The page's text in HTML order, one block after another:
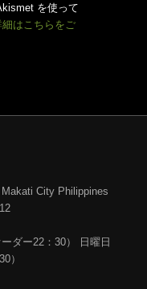
を使って
はこちらをご
City Philippines
ダー22：30） 日曜日
）